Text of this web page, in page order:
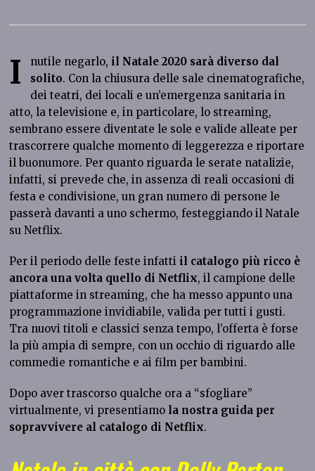
I nutile negarlo, il Natale 2020 sarà diverso dal
solito. Con la chiusura delle sale cinematografiche,
dei teatri, dei locali e un’emergenza sanitaria in
atto, la televisione e, in particolare, lo streaming,
sembrano essere diventate le sole e valide alleate per
trascorrere qualche momento di leggerezza e riportare
il buonumore. Per quanto riguarda le serate natalizie,
infatti, si prevede che, in assenza di reali occasioni di
festa e condivisione, un gran numero di persone le
passerà davanti a uno schermo, festeggiando il Natale
su Netflix.
Per il periodo delle feste infatti il catalogo più ricco è
ancora una volta quello di Netflix, il campione delle
piattaforme in streaming, che ha messo appunto una
programmazione invidiabile, valida per tutti i gusti.
Tra nuovi titoli e classici senza tempo, l’offerta è forse
la più ampia di sempre, con un occhio di riguardo alle
commedie romantiche e ai film per bambini.
Dopo aver trascorso qualche ora a “sfogliare”
virtualmente, vi presentiamo la nostra guida per
sopravvivere al catalogo di Netflix.